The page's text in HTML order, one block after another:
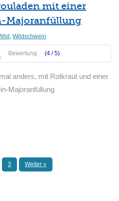
mit einer
Majoranfüllung
, Wildschwein
Bewertung: (4 /5)
anders, mit Rotkraut und einer
Majoranfüllung
3 Weiter »